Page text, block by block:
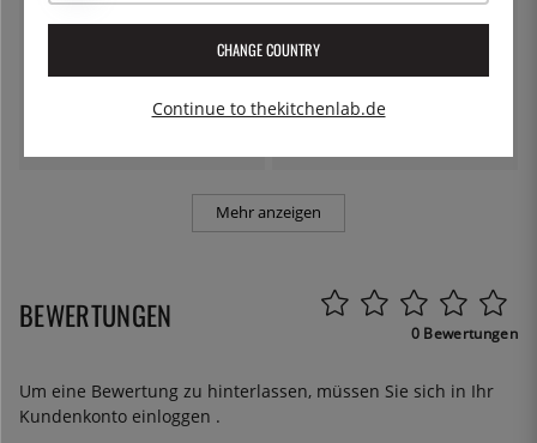
HORL®3 Cruise
100% CHEF
Eiswürfel, klar - 100% Chef
Mehr anzeigen
BEWERTUNGEN 0 Bewertungen
Um eine Bewertung zu hinterlassen, müssen Sie sich in Ihr
Kundenkonto einloggen .
CHANGE COUNTRY
Continue to thekitchenlab.de